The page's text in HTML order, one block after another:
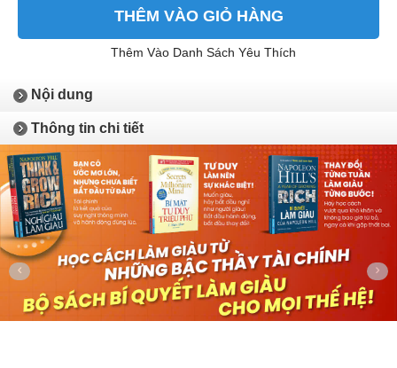
THÊM VÀO GIỎ HÀNG
Thêm Vào Danh Sách Yêu Thích
Nội dung
Thông tin chi tiết